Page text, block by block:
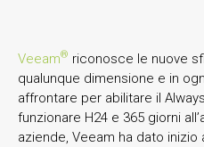
Veeam® riconosce le nuove
qualunque dimensione e in
affrontare per abilitare il
funzionare H24 e 365 giorni
aziende, Veeam ha dato